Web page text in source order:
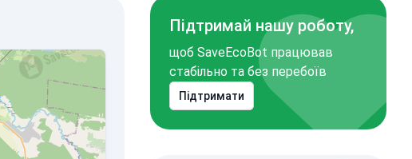
Підтримай нашу роботу,
щоб SaveEcoBot працював
стабільно та без перебоїв
Підтримати